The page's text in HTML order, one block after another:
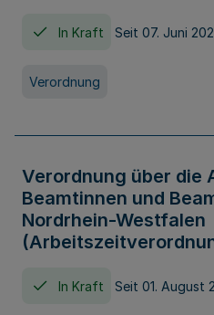
In Kraft Seit 07. Juni
Verordnung
Verordnung über die
Beamtinnen und
Nordrhein-Westfalen
In Kraft Seit 01. August